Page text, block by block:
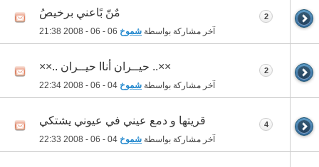
مٌنّ بًاعنيِ برخيصُ
آخر مشاركة بواسطة شموخ 21:38
2
××.. حيــران أناا حيــران ..××
آخر مشاركة بواسطة شموخ 22:34
2
قريتها و دمع عيني في عيوني يشتكي
آخر مشاركة بواسطة شموخ 22:33
4